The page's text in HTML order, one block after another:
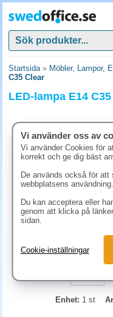
Startsida» Möbler, Lampor,
C35 Clear
LED-lampa E14
Enhet: 1 st
Vi använder oss av
Vi använder Cookies för
korrekt och ge dig bäst
De används också för att
webbplatsens användning.
Du kan acceptera eller
genom att klicka på
sidan.
Cookie-inställningar